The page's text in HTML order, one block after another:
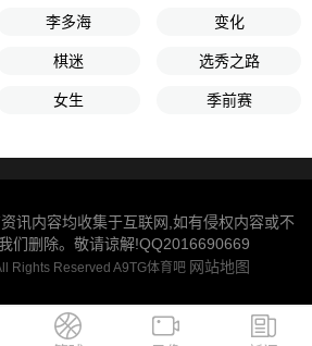
李多海 变化
棋迷 选秀之路
女生 季前赛
讯内容均收集于互联网,如有侵权内容或不
们删除。敬请谅解!QQ2016690669
Rights Reserved A9TG体育吧 网站地图